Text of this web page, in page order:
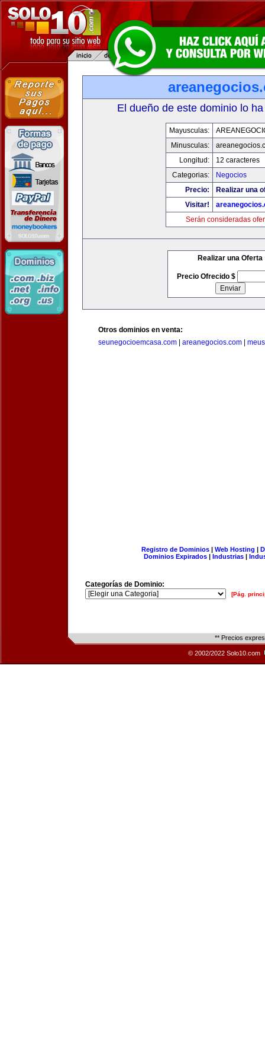
El dueño de este dominio lo
Mayusculas:
Minusculas:
Longitud:
12 caracteres
Categorias:
Negocios
Precio:
Realizar una
Visitar!
Serán consideradas
Realizar una Oferta
Precio Ofrecido $
Otros dominios en venta:
seunegocioemcasa.com
areanegocios.com
Registro de Dominios| Web Hosting |
Dominios Expirados | Industrias |
Categorías de Dominio:
[Pág.
** Precios
© 2002/2022 Solo10.com